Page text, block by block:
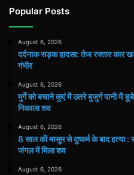
Popular Posts
August 6, 2026
दर्दनाक सड़क हादसा: तेज रफ्तार कार
गंभीर
August 6, 2026
मुर्गे को बचाने कुएं में उतरे बुजुर्ग पानी में
निकाला शव
August 6, 2026
8 साल की मासूम से दुष्कर्म के बाद हत्या
जंगल में मिला शव
August 6, 2026